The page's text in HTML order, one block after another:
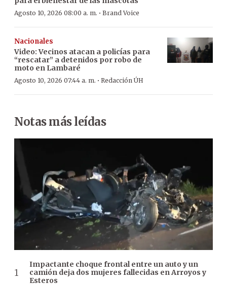
Agosto 10, 2026 08:00 a. m. · Brand Voice
Nacionales
Video: Vecinos atacan a policías para
“rescatar” a detenidos por robo de
moto en Lambaré
Agosto 10, 2026 07:44 a. m. · Redacción ÚH
Notas más leídas
Impactante choque frontal entre un auto y un
camión deja dos mujeres fallecidas en Arroyos y
Esteros